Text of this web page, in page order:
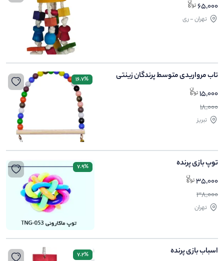
65,000
تهران - ری
تاب مرواریدی متوسط پرندگان زینتی
15,000
18,000
تبریز
16.7%
توپ بازی پرنده
35,000
38,000
تهران
7.9%
اسباب بازی پرنده 7.2%